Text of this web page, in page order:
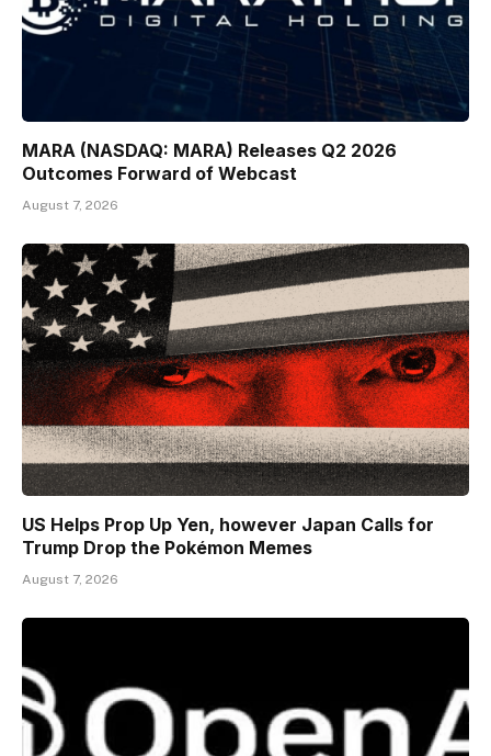
MARA (NASDAQ: MARA) Releases Q2 2026
Outcomes Forward of Webcast
August 7, 2026
US Helps Prop Up Yen, however Japan Calls for
Trump Drop the Pokémon Memes
August 7, 2026